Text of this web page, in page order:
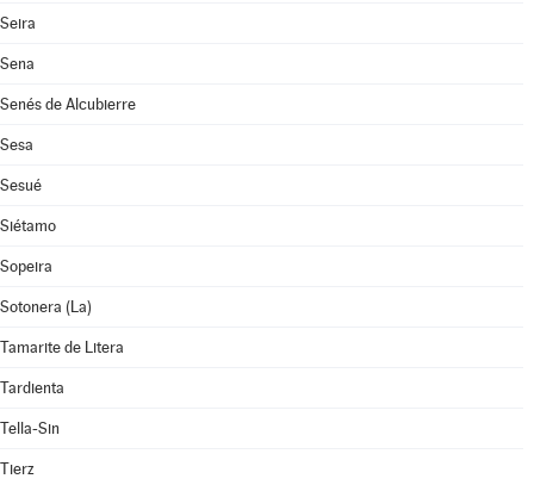
Seira
Sena
Senés de Alcubierre
Sesa
Sesué
Siétamo
Sopeira
Sotonera (La)
Tamarite de Litera
Tardienta
Tella-Sin
Tierz